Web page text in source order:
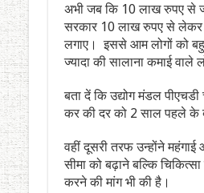
अभी जब कि 10 लाख रुपए से
सरकार 10 लाख रुपए से लेकर
लगाए। इससे आम लोगों को
ज्यादा की सालाना कमाई वाले
बता दें कि उद्योग मंडल
कर की दर को 2 साल पहले के
वहीं दूसरी तरफ उन्होंने
सीमा को बढ़ाने बल्कि
करने की मांग भी की है।